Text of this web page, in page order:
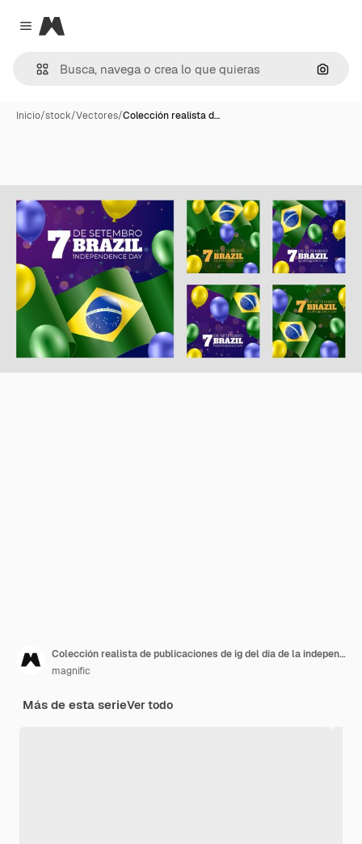
Close menu
Magnific
Inicio/stock/Vectores/Colección realista d…
Colección realista de publicaciones de ig del día de la independencia de brasil
magnific
Más de esta serieVer todo